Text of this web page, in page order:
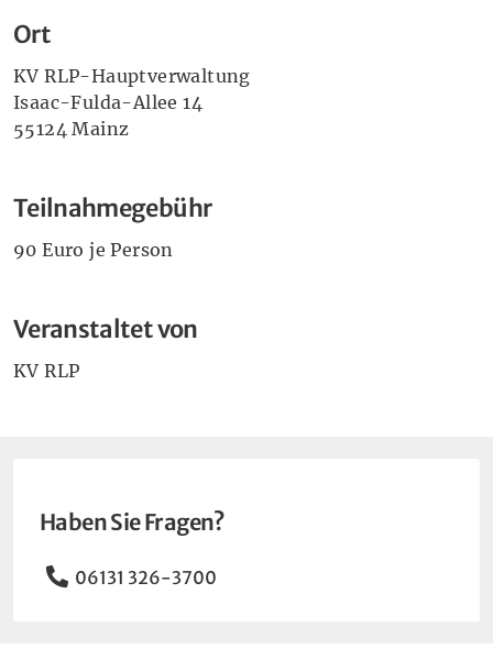
Ort
KV RLP-Hauptverwaltung
Isaac-Fulda-Allee 14
55124 Mainz
Teilnahmegebühr
90 Euro je Person
Veranstaltet von
KV RLP
Haben Sie Fragen?
Telefon
06131 326-3700